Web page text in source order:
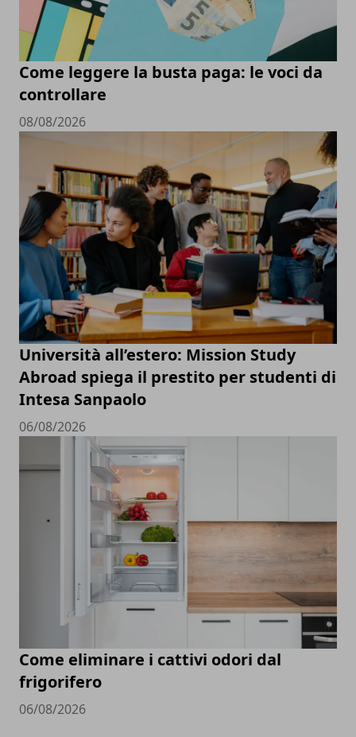
Come leggere la busta paga: le voci da
controllare
08/08/2026
Università all’estero: Mission Study
Abroad spiega il prestito per studenti di
Intesa Sanpaolo
06/08/2026
Come eliminare i cattivi odori dal
frigorifero
06/08/2026